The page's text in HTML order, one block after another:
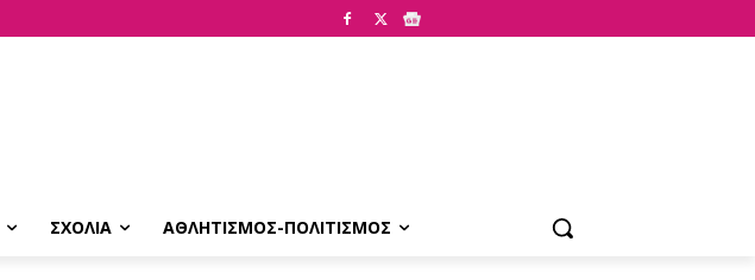
ΣΧΟΛΙΑ ΑΘΛΗΤΙΣΜΟΣ-ΠΟΛΙΤΙΣΜΟΣ